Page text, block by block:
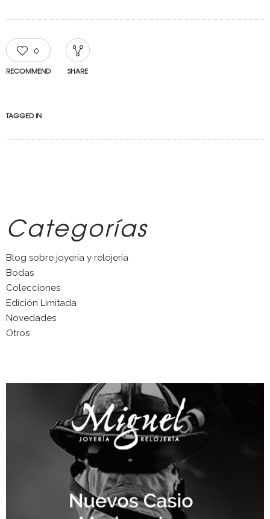
0
RECOMMEND SHARE
TAGGED IN
Categorías
Blog sobre joyería y relojería
Bodas
Colecciones
Edición Limitada
Novedades
Otros